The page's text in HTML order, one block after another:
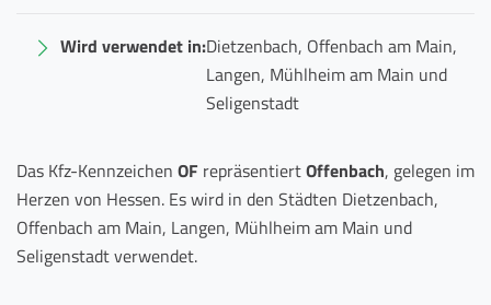
Wird verwendet in:Dietzenbach, Offenbach am Main,
Langen, Mühlheim am Main und
Seligenstadt
Das Kfz-Kennzeichen OF repräsentiertOffenbach, gelegen im
Herzen von Hessen. Es wird in den Städten Dietzenbach,
Offenbach am Main, Langen, Mühlheim am Main und
Seligenstadt verwendet.